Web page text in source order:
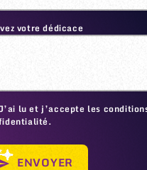
votre dédicace
lu et j’accepte les
ENVOYER